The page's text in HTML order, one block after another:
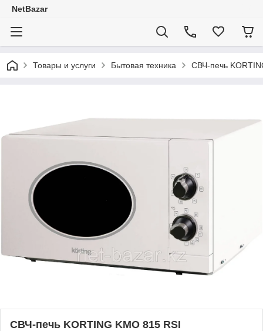
NetBazar
Товары и услуги Бытовая техника СВЧ-печь
СВЧ-печь KORTING KMO 815 RSI